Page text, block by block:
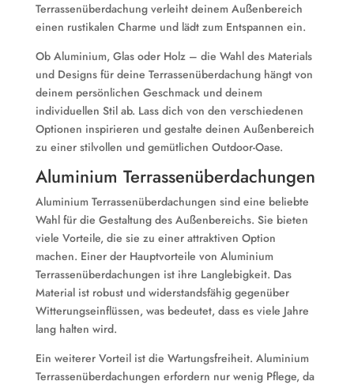
Terrassenüberdachung verleiht deinem Außenbereich
einen rustikalen Charme und lädt zum Entspannen ein.
Ob Aluminium, Glas oder Holz – die Wahl des Materials
und Designs für deine Terrassenüberdachung hängt von
deinem persönlichen Geschmack und deinem
individuellen Stil ab. Lass dich von den verschiedenen
Optionen inspirieren und gestalte deinen Außenbereich
zu einer stilvollen und gemütlichen Outdoor-Oase.
Aluminium Terrassenüberdachungen
Aluminium Terrassenüberdachungen sind eine beliebte
Wahl für die Gestaltung des Außenbereichs. Sie bieten
viele Vorteile, die sie zu einer attraktiven Option
machen. Einer der Hauptvorteile von Aluminium
Terrassenüberdachungen ist ihre Langlebigkeit. Das
Material ist robust und widerstandsfähig gegenüber
Witterungseinflüssen, was bedeutet, dass es viele Jahre
lang halten wird.
Ein weiterer Vorteil ist die Wartungsfreiheit. Aluminium
Terrassenüberdachungen erfordern nur wenig Pflege, da